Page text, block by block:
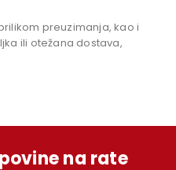
preuzimanja, kao i
ili otežana dostava,
na rate